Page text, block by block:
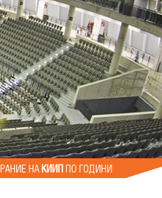
НАКИИППО ГОДИНИ